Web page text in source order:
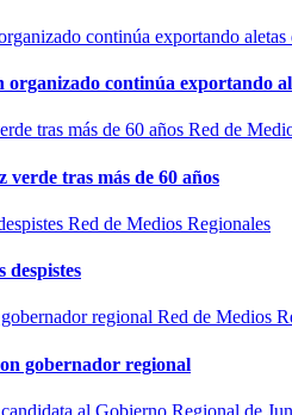
continúa exportando
Red de
tras más de 60 años
Red de Medios Regionales
despistes
Red de Medios
gobernador regional